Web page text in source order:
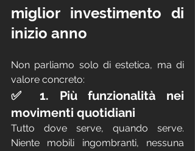
miglior investimento di
inizio anno
Non parliamo solo di estetica, ma di
valore concreto:
✅ 1. Più funzionalità nei
movimenti quotidiani
Tutto dove serve, quando serve.
Niente mobili ingombranti, nessuna